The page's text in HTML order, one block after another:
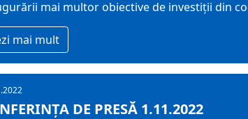
mai multor obiective de investiții din
mai mult
DE PRESĂ 1.11.2022